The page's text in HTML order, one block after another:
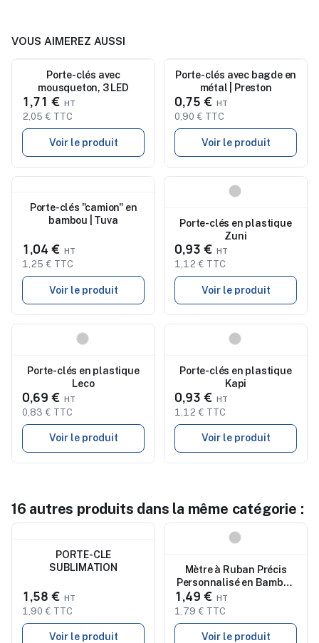
VOUS AIMEREZ AUSSI
NouveauPorte-clés avec
mousqueton, 3 LED
1,71 €
2,05 € TTC
Voir le produit
Nouveau
Porte-clés avec bagde en
métal | Preston
0,75 €
0,90 € TTC
Voir le produit
Porte-clés "camion" en
bambou | Tuva
1,04 €
1,25 € TTC
Voir le produit
Porte-clés en plastique
Zuni
0,93 €
1,12 € TTC
Voir le produit
Porte-clés en plastique
Leco
0,69 €
0,83 € TTC
Voir le produit
Porte-clés en plastique
Kapi
0,93 €
1,12 € TTC
Voir le produit
16 autres produits dans la même catégorie :
PORTE-CLE
SUBLIMATION
1,58 €
1,90 € TTC
Voir le produit
Mètre à Ruban Précis
Personnalisé en Bambou
1m Axler
1,49 €
1,79 € TTC
Voir le produit